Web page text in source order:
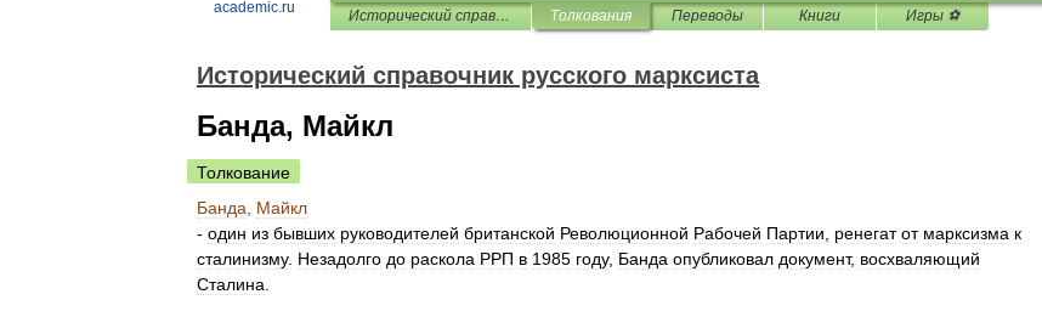
academic.ru Исторический справочник русского марксиста Толкования Переводы Книги Игры ⚽
Исторический справочник русского марксиста
Банда, Майкл
Толкование
Банда
Майкл
- один из бывших руководителей британской Революционной Рабочей Партии ренегат от марксизма к
сталинизму. Незадолго до раскола РРП в 1985 году, Банда опубликовал документ, восхваляющий
Сталина